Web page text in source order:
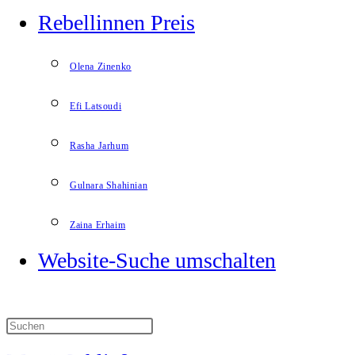
Rebellinnen Preis
Olena Zinenko
Efi Latsoudi
Rasha Jarhum
Gulnara Shahinian
Zaina Erhaim
Website-Suche umschalten